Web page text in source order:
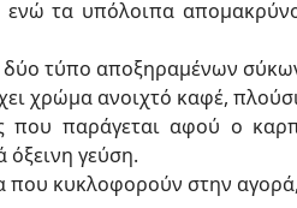
ενώ τα υπόλοιπα
τύπο αποξηραμένων
χρώμα ανοιχτό καφέ,
που παράγεται αφού ο
όξεινη γεύση.
κυκλοφορούν στην